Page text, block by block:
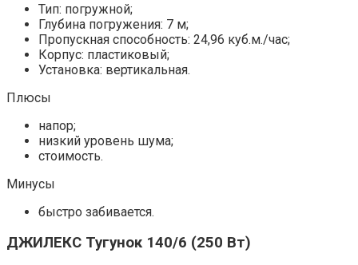
Тип: погружной;
Глубина погружения: 7 м;
Пропускная способность: 24,96 куб.м./час;
Корпус: пластиковый;
Установка: вертикальная.
Плюсы
напор;
низкий уровень шума;
стоимость.
Минусы
быстро забивается.
ДЖИЛЕКС Тугунок 140/6 (250 Вт)